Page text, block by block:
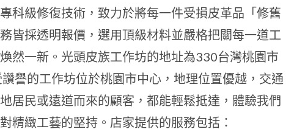
科級修復技術，致力於將每一件受損皮革品「修舊
皆採透明報價，選用頂級材料並嚴格把關每一道工
然一新。光頭皮族工作坊的地址為330台灣桃園市
譽的工作坊位於桃園市中心，地理位置優越，交通
居民或遠道而來的顧客，都能輕鬆抵達，體驗我們
精緻工藝的堅持。店家提供的服務包括：